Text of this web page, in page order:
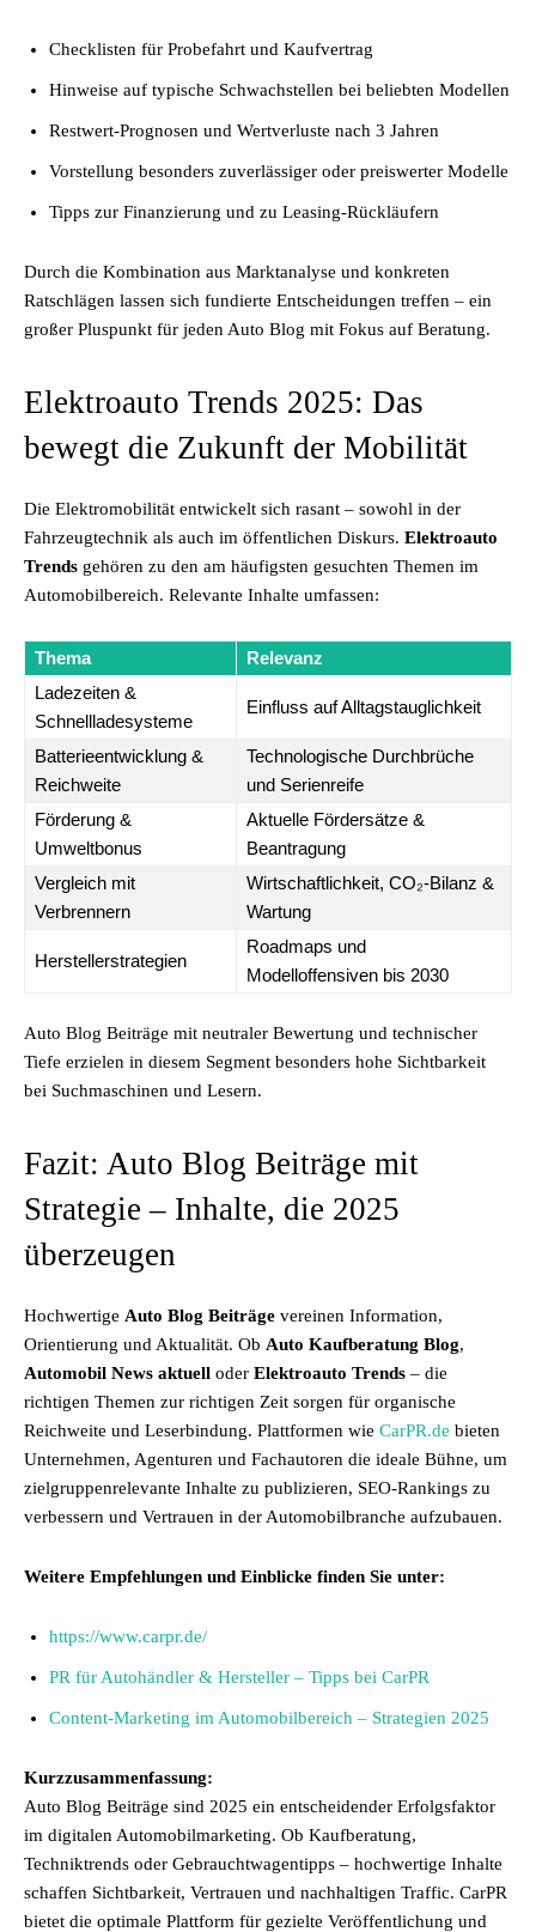
Checklisten für Probefahrt und Kaufvertrag
Hinweise auf typische Schwachstellen bei beliebten Modellen
Restwert-Prognosen und Wertverluste nach 3 Jahren
Vorstellung besonders zuverlässiger oder preiswerter Modelle
Tipps zur Finanzierung und zu Leasing-Rückläufern
Durch die Kombination aus Marktanalyse und konkreten
Ratschlägen lassen sich fundierte Entscheidungen treffen – ein
großer Pluspunkt für jeden Auto Blog mit Fokus auf Beratung.
Elektroauto Trends 2025: Das
bewegt die Zukunft der Mobilität
Die Elektromobilität entwickelt sich rasant – sowohl in der
Fahrzeugtechnik als auch im öffentlichen Diskurs. Elektroauto
Trends gehören zu den am häufigsten gesuchten Themen im
Automobilbereich. Relevante Inhalte umfassen:
Thema
Relevanz
Ladezeiten &
Schnellladesysteme
Einfluss auf Alltagstauglichkeit
Batterieentwicklung &
Reichweite
Technologische Durchbrüche
und Serienreife
Förderung &
Umweltbonus
Aktuelle Fördersätze &
Beantragung
Vergleich mit
Verbrennern
Wirtschaftlichkeit, CO₂-Bilanz &
Wartung
Herstellerstrategien
Roadmaps und
Modelloffensiven bis 2030
Auto Blog Beiträge mit neutraler Bewertung und technischer
Tiefe erzielen in diesem Segment besonders hohe Sichtbarkeit
bei Suchmaschinen und Lesern.
Fazit: Auto Blog Beiträge mit
Strategie – Inhalte, die 2025
überzeugen
Hochwertige Auto Blog Beiträge vereinen Information,
Orientierung und Aktualität. Ob Auto Kaufberatung Blog,
Automobil News aktuell oder Elektroauto Trends – die
richtigen Themen zur richtigen Zeit sorgen für organische
Reichweite und Leserbindung. Plattformen wie CarPR.de bieten
Unternehmen, Agenturen und Fachautoren die ideale Bühne, um
zielgruppenrelevante Inhalte zu publizieren, SEO-Rankings zu
verbessern und Vertrauen in der Automobilbranche aufzubauen.
Weitere Empfehlungen und Einblicke finden Sie unter:
https://www.carpr.de/
PR für Autohändler & Hersteller – Tipps bei CarPR
Content-Marketing im Automobilbereich – Strategien 2025
Kurzzusammenfassung:
Auto Blog Beiträge sind 2025 ein entscheidender Erfolgsfaktor
im digitalen Automobilmarketing. Ob Kaufberatung,
Techniktrends oder Gebrauchtwagentipps – hochwertige Inhalte
schaffen Sichtbarkeit, Vertrauen und nachhaltigen Traffic. CarPR
bietet die optimale Plattform für gezielte Veröffentlichung und